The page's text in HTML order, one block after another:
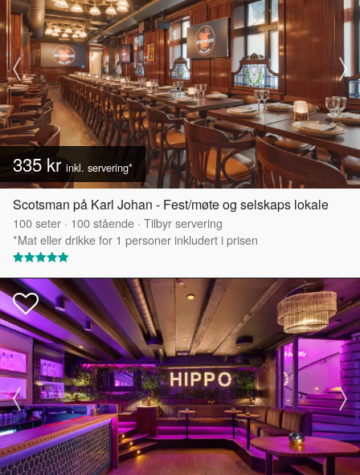
335 krinkl. servering*
Scotsman på Karl Johan - Fest/møte og selskaps lokale
100seter · 100stående · Tilbyr servering
*Mat eller drikke for 1 personer inkludert i prisen